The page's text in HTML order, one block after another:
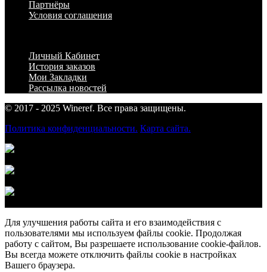
Партнёры
Условия соглашения
Личный Кабинет
История заказов
Мои Закладки
Рассылка новостей
© 2017 - 2025 Wineref. Все права защищены.
Политика конфиденциальности. Карта сайта.
Для улучшения работы сайта и его взаимодействия с
пользователями мы используем файлы cookie. Продолжая
работу с сайтом, Вы разрешаете использование cookie-файлов.
Вы всегда можете отключить файлы cookie в настройках
Вашего браузера.